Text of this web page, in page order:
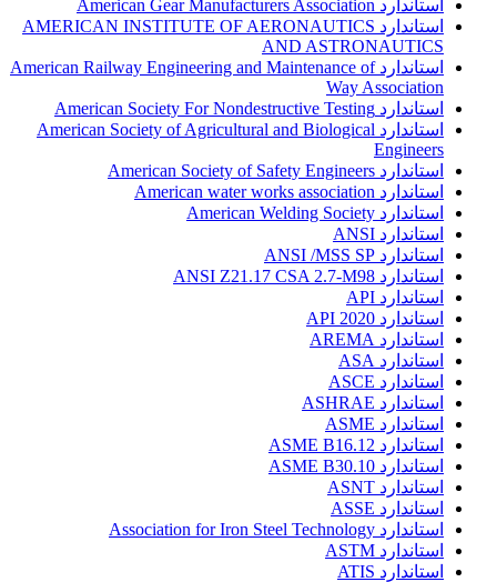
استاندارد American Gear Manufacturers Association
استاندارد AMERICAN INSTITUTE OF AERONAUTICS
AND ASTRONAUTICS
استاندارد American Railway Engineering and Maintenance of
Way Association
استاندارد American Society For Nondestructive Testing
استاندارد American Society of Agricultural and Biological
Engineers
استاندارد American Society of Safety Engineers
استاندارد American water works association
استاندارد American Welding Society
استاندارد ANSI
استاندارد ANSI /MSS SP
استاندارد ANSI Z21.17 CSA 2.7-M98
استاندارد API
استاندارد API 2020
استاندارد AREMA
استاندارد ASA
استاندارد ASCE
استاندارد ASHRAE
استاندارد ASME
استاندارد ASME B16.12
استاندارد ASME B30.10
استاندارد ASNT
استاندارد ASSE
استاندارد Association for Iron Steel Technology
استاندارد ASTM
استاندارد ATIS